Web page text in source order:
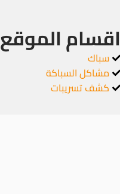
اقسام الموقع
سباك
مشاكل السباكة
كشف تسريبات